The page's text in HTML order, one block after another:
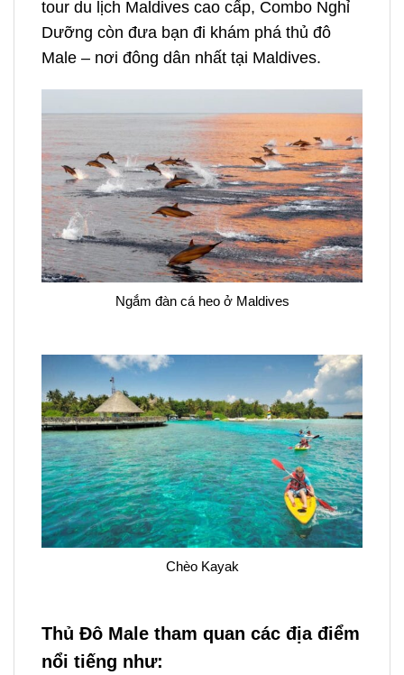
tour du lịch Maldives cao cấp, Combo Nghỉ
Dưỡng còn đưa bạn đi khám phá thủ đô
Male – nơi đông dân nhất tại Maldives.
Ngắm đàn cá heo ở Maldives
Chèo Kayak
Thủ Đô Male tham quan các địa điểm
nổi tiếng như: